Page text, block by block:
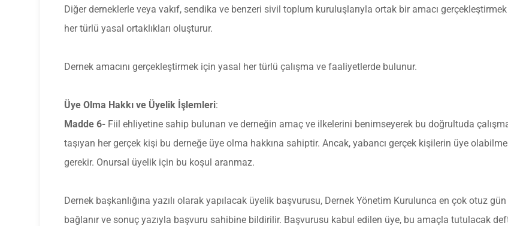
Diğer derneklerle veya vakıf, sendika ve benzeri sivil toplum kuruluşlarıyla ortak bir amacı
her türlü yasal ortaklıkları oluşturur.
Dernek amacını gerçekleştirmek için yasal her türlü çalışma ve faaliyetlerde bulunur.
Üye Olma Hakkı ve Üyelik İşlemleri:
Madde 6- Fiil ehliyetine sahip bulunan ve derneğin amaç ve ilkelerini benimseyerek bu doğrultuda
taşıyan her gerçek kişi bu derneğe üye olma hakkına sahiptir. Ancak, yabancı gerçek kişilerin üye
gerekir. Onursal üyelik için bu koşul aranmaz.
Dernek başkanlığına yazılı olarak yapılacak üyelik başvurusu, Dernek Yönetim Kurulunca en çok otuz
bağlanır ve sonuç yazıyla başvuru sahibine bildirilir. Başvurusu kabul edilen üye, bu amaçla tutulacak